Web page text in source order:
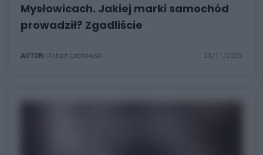
Mysłowicach. Jakiej marki samochód
prowadził? Zgadliście
AUTOR: Robert Lechowski 25/11/2025